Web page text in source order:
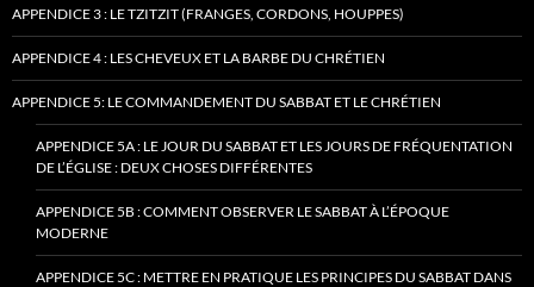
APPENDICE 3 : LE TZITZIT (FRANGES, CORDONS, HOUPPES)
APPENDICE 4 : LES CHEVEUX ET LA BARBE DU CHRÉTIEN
APPENDICE 5: LE COMMANDEMENT DU SABBAT ET LE CHRÉTIEN
APPENDICE 5A : LE JOUR DU SABBAT ET LES JOURS DE FRÉQUENTATION
DE L’ÉGLISE : DEUX CHOSES DIFFÉRENTES
APPENDICE 5B : COMMENT OBSERVER LE SABBAT À L’ÉPOQUE
MODERNE
APPENDICE 5C : METTRE EN PRATIQUE LES PRINCIPES DU SABBAT DANS